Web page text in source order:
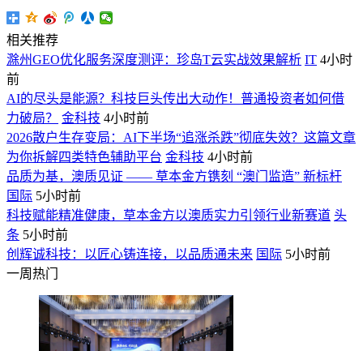
相关推荐
滁州GEO优化服务深度测评：珍岛T云实战效果解析 IT 4小时
前
AI的尽头是能源？科技巨头传出大动作！普通投资者如何借
力破局？
金科技 4小时前
2026散户生存变局：AI下半场“追涨杀跌”彻底失效？这篇文章
为你拆解四类特色辅助平台 金科技 4小时前
品质为基，澳质见证 —— 草本金方镌刻 “澳门监造” 新标杆
国际 5小时前
科技赋能精准健康，草本金方以澳质实力引领行业新赛道 头
条 5小时前
创辉诚科技：以匠心铸连接，以品质通未来 国际 5小时前
一周热门